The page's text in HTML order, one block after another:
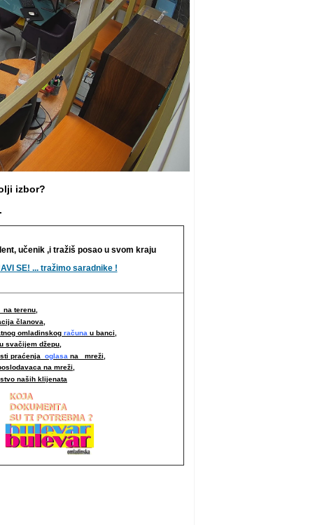
izbor?
učenik ,i tražiš posao u svom kraju
SE! ... tražimo saradnike !
na terenu,
članova,
omladinskog računa u banci,
svačijem džepu,
praćenja oglasa na mreži,
na mreži,
naših klijenata